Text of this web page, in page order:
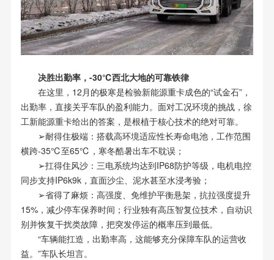
决胜出勤率，-30℃西北大地的可靠铁律
在这里，12月的极寒是检验新能源重卡成色的“试金石”，
出勤率，直接关乎车队的盈利能力。面对工况环境的挑战，徐
工新能源重卡给出的答案，是根植于核心技术的绝对可靠。
➢耐得住极端：搭载高环境适应性长寿命电池，工作范围
横跨-35℃至65℃，寒冬酷暑出车不耽误；
➢扛得住风沙：三电系统均达到IP68防护等级，电机电控
同步支持IP6k9k，直面沙尘、泥水甚至水浸考验；
➢省得了麻烦：高强度、免维护平衡悬架，抗拉强度提升
15%，减少停车保养时间；行业独有高压智复位技术，自动识
别并恢复干扰类故障，把突发停运的概率压到最低。
“车辆能扛造，出勤率高，这能够充分保障车队的运营收
益。”车队长坦言。